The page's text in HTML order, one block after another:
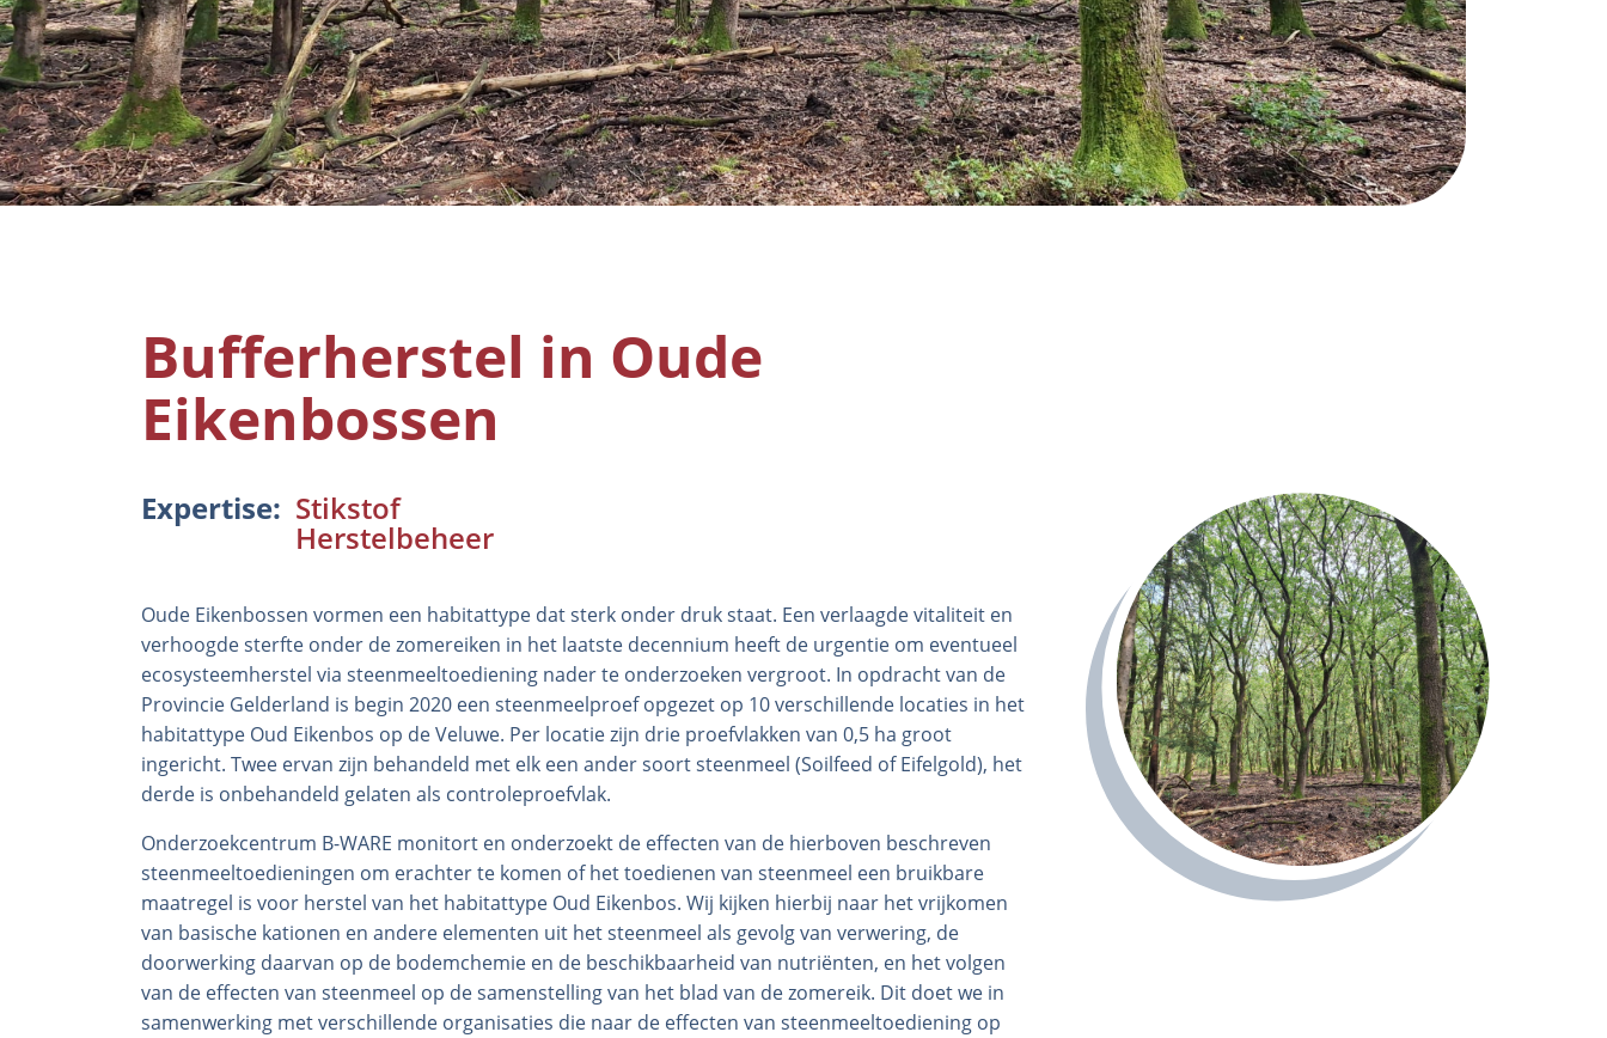
Bufferherstel in Oude
Eikenbossen
Expertise Stikstof
Herstelbeheer
Oude Eikenbossen vormen een habitattype dat sterk onder druk staat. Een verlaagde vitaliteit en
verhoogde sterfte onder de zomereiken in het laatste decennium heeft de urgentie om eventueel
ecosysteemherstel via steenmeeltoediening nader te onderzoeken vergroot. In opdracht van de
Provincie Gelderland is begin 2020 een steenmeelproef opgezet op 10 verschillende locaties in het
habitattype Oud Eikenbos op de Veluwe. Per locatie zijn drie proefvlakken van 0,5 ha groot
ingericht. Twee ervan zijn behandeld met elk een ander soort steenmeel (Soilfeed of Eifelgold), het
derde is onbehandeld gelaten als controleproefvlak.
Onderzoekcentrum B-WARE monitort en onderzoekt de effecten van de hierboven beschreven
steenmeeltoedieningen om erachter te komen of het toedienen van steenmeel een bruikbare
maatregel is voor herstel van het habitattype Oud Eikenbos. Wij kijken hierbij naar het vrijkomen
van basische kationen en andere elementen uit het steenmeel als gevolg van verwering, de
doorwerking daarvan op de bodemchemie en de beschikbaarheid van nutriënten, en het volgen
van de effecten van steenmeel op de samenstelling van het blad van de zomereik. Dit doet we in
samenwerking met verschillende organisaties die naar de effecten van steenmeeltoediening op